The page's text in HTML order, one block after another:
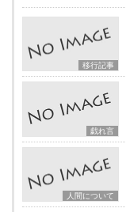
移行記事
戯れ言
人間について